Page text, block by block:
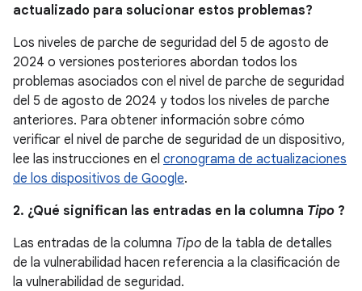
actualizado para solucionar estos problemas?
Los niveles de parche de seguridad del 5 de agosto de
2024 o versiones posteriores abordan todos los
problemas asociados con el nivel de parche de seguridad
del 5 de agosto de 2024 y todos los niveles de parche
anteriores. Para obtener información sobre cómo
verificar el nivel de parche de seguridad de un dispositivo,
lee las instrucciones en el cronograma de actualizaciones
de los dispositivos de Google.
2. ¿Qué significan las entradas en la columna Tipo ?
Las entradas de la columna Tipo de la tabla de detalles
de la vulnerabilidad hacen referencia a la clasificación de
la vulnerabilidad de seguridad.